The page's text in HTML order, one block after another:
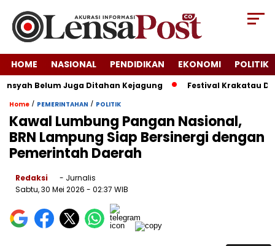
HOME NASIONAL PENDIDIKAN EKONOMI POLITIK
Belum Juga Ditahan Kejagung Festival Krakatau
Home / PEMERINTAHAN / POLITIK
Kawal Lumbung Pangan Nasional,
BRN Lampung Siap Bersinergi dengan
Pemerintah Daerah
Redaksi
- Jurnalis
Sabtu, 30 Mei 2026 - 02:37 WIB